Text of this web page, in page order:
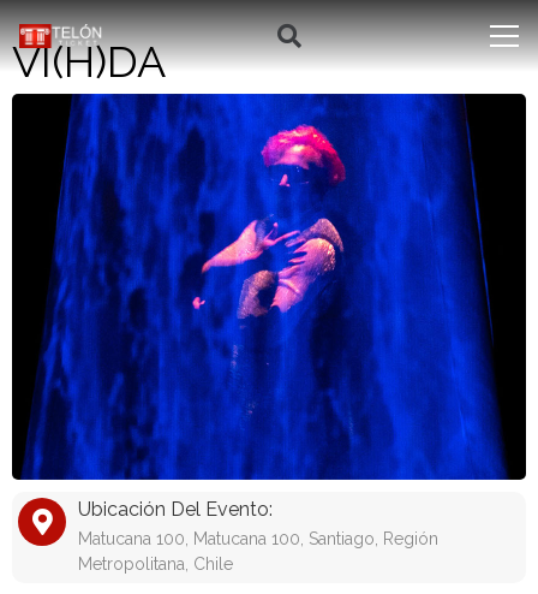
VI(H)DA
Ubicación Del Evento:
Matucana 100, Matucana 100, Santiago, Región
Metropolitana, Chile